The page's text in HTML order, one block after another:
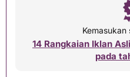
Kemasukan
14 Rangkaian Iklan
pada